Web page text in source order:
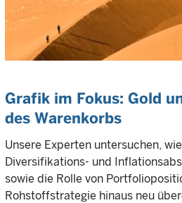
Grafik im Fokus: Gold
des Warenkorbs
Unsere Experten untersuchen,
Diversifikations- und
sowie die Rolle von
Rohstoffstrategie hinaus neu